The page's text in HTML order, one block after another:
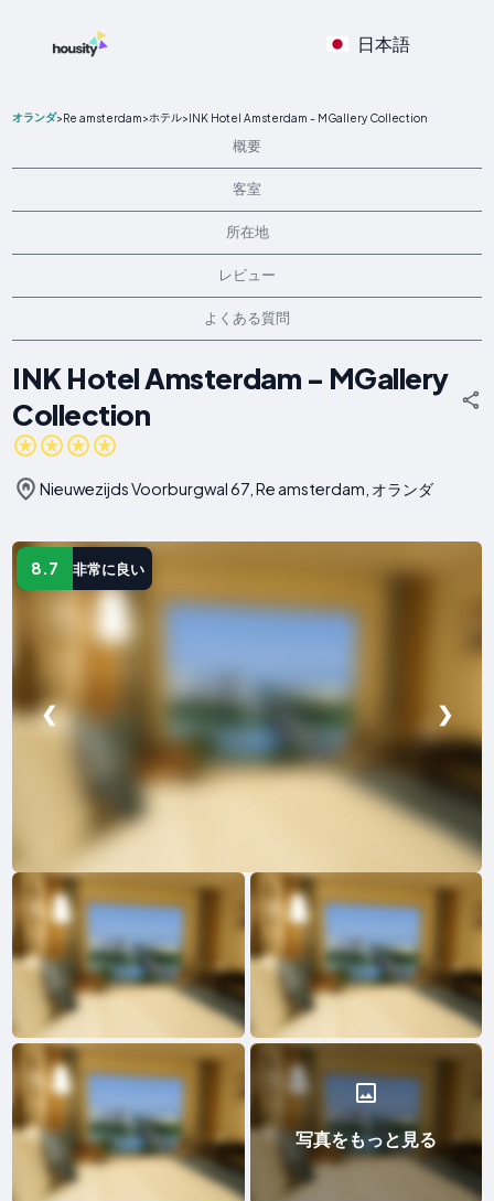
日本語
オランダ>Re amsterdam>ホテル>INK Hotel Amsterdam - MGallery Collection
概要
客室
所在地
レビュー
よくある質問
INK Hotel Amsterdam - MGallery
Collection
Nieuwezijds Voorburgwal 67, Re amsterdam, オランダ
8.7 非常に良い
❮ ❯
写真をもっと見る